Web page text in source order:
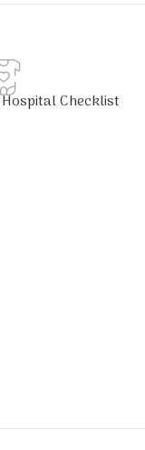
Hospital Checklist